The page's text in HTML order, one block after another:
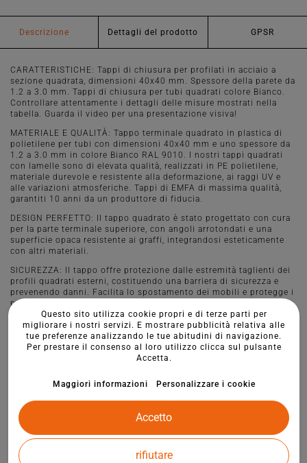
Descrizione Dettagli del prodotto GPSR
CARATTERISTICHE: Tappi di chiusura per profilati in acciaio a
sezione quadrata, dimensioni 40x40 mm. Spessore della parete da
1.2 a 3.0 mm. Tappi di chiusura per tubi quadrati colore Bianco.
Controllare attentamente i dettagli delle misure mostrati nella
tabella. Guarda il video per una presentazione visiva!
MATERIALE E QUALITÀ: Tappo terminale quadrato in plastica di
polietilene per tubi con dimensioni 40x40 mm e uno spessore da
1.2 a 3.0 mm in colore Bianco RAL 9010. I nostri tappi quadrati
con lamelle sono di elevata qualità, realizzati in PE polietilene,
materiale durevole e resistente alla deformazione, ai raggi UV e
alle variazioni atmosferiche. Tappi di EMFA di massima qualità,
garantiti 10 anni da un produttore di fiducia.
DESIGN PERFETTO: Il tappo quadrato è stato progettato con cura
per la parte terminale superiore, con angoli arrotondati e una
superficie opaca resistente ai graffi, integrandosi esteticamente
con altri materiali.
SICUREZZA: Il tappo offre protezione dalle estremità taglienti dei
profili quadrati esterni, costituendo una barriera di sicurezza e
prevenendo danni. Facilita lo spostamento dei mobili e protegge i
pavimenti da graffi. Si raccomanda di applicare, opzionalmente,
un tappo terminale con feltro o gomma antiscivolo su superfici
delicate.
MONTAGGIO E USO: Montaggio semplice e stabile grazie a tre
lamelle, senza necessità di colla, basta premere o inserire con un
per parchi e altri elementi di arredo urbano e giardino.
Questo sito utilizza cookie propri e di terze parti per
migliorare i nostri servizi. E mostrare pubblicità relativa alle
tue preferenze analizzando le tue abitudini di navigazione.
Per prestare il consenso al loro utilizzo clicca sul pulsante
Accetta.
Maggiori informazioni Personalizzare i cookie
rifiutare
Accetto